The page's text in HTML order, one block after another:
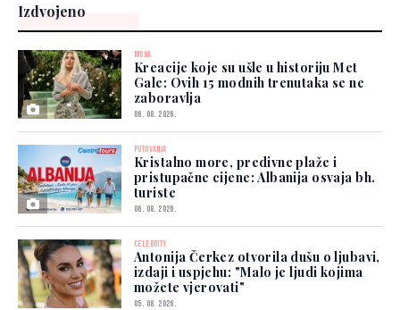
Izdvojeno
MODA
Kreacije koje su ušle u historiju Met
Gale: Ovih 15 modnih trenutaka se ne
zaboravlja
06. 08. 2026.
PUTOVANJA
Kristalno more, predivne plaže i
pristupačne cijene: Albanija osvaja bh.
turiste
06. 08. 2026.
CELEBRITY
Antonija Čerkez otvorila dušu o ljubavi,
izdaji i uspjehu: "Malo je ljudi kojima
možete vjerovati"
05. 08. 2026.